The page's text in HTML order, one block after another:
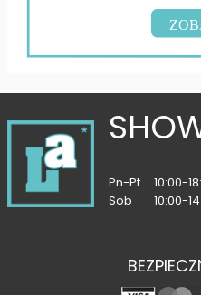
Pn-Pt
10:00-
Sob
10:00-